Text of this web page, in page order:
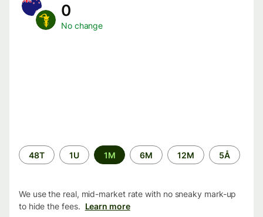
0
No change
Time
period
48T 1U 1M 6M 12M 5Å
We use the real, mid-market rate with no sneaky mark-up
to hide the fees. Learn more